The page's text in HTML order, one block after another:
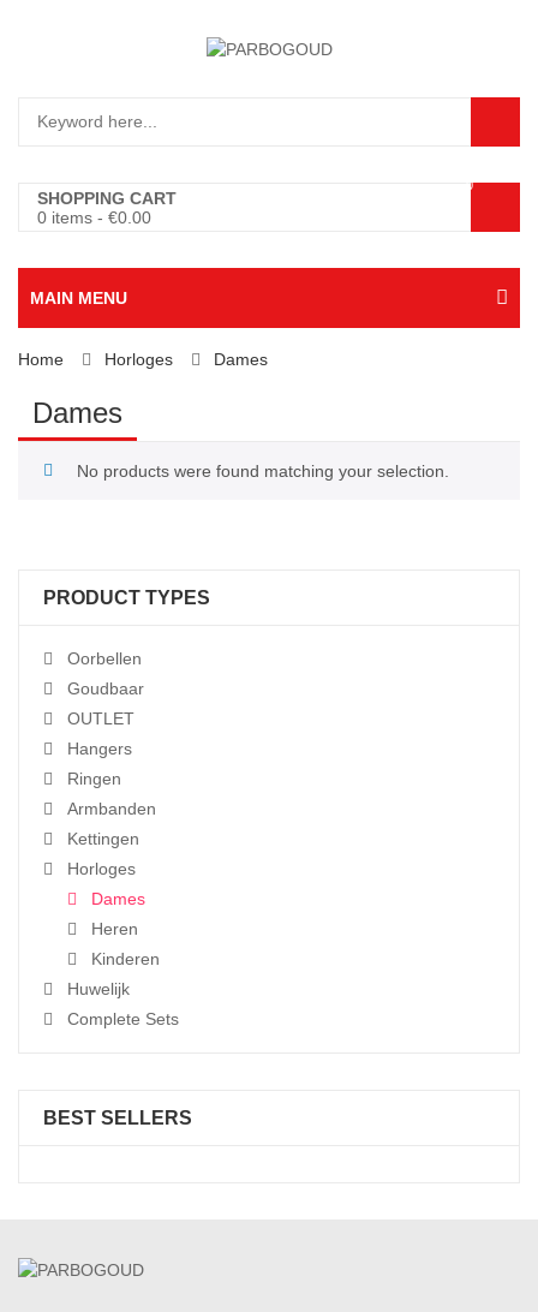
SHOPPING CART
0 items - €0.00
0
MAIN MENU
Home Horloges Dames
Dames
No products were found matching your selection.
PRODUCT TYPES
Oorbellen
Goudbaar
OUTLET
Hangers
Ringen
Armbanden
Kettingen
Horloges
Dames
Heren
Kinderen
Huwelijk
Complete Sets
BEST SELLERS